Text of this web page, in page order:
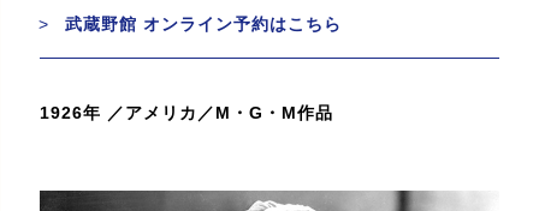
武蔵野館 オンライン予約はこちら
1926年 ／アメリカ／M・G・M作品